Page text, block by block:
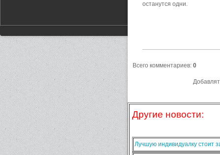
останутся одни.
Всего комментариев: 0
Другие новости:
Лучшую индивидуалку стоит